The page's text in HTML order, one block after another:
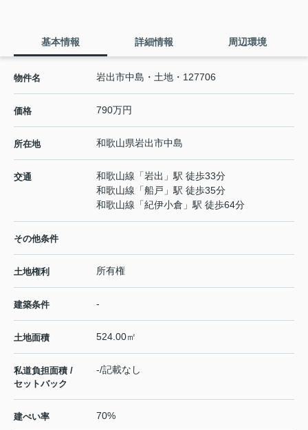
基本情報 詳細情報 周辺環境
物件名 岩出市中島・土地・127706
価格 790万円
所在地 和歌山県岩出市中島
交通 和歌山線 「岩出 」駅 徒歩33分
和歌山線 「船戸 」駅 徒歩35分
和歌山線 「紀伊小倉 」駅 徒歩64分
その他条件
土地権利 所有権
建築条件 -
土地面積 524.00㎡
私道負担面積 /
セットバック
-/記載なし
建ぺい率 70%